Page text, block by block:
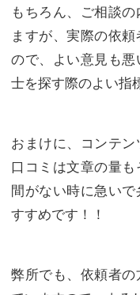
もちろん、ご相談
ますが、実際の依
ので、よい意見も
士を探す際のよい指
おまけに、コンテン
口コミは文章の量
間がない時に急い
すすめです！！
弊所でも、依頼者